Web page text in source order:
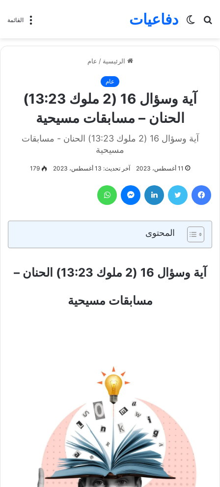
القائمة دفاعيات
بحث
الوضع
الرئيسية / عام
عام
آية وسؤال 16 (2 ملوك 13:23)
الحنان – مسابقات مسيحية
آية وسؤال 16 (2 ملوك 13:23) الحنان - مسابقات
مسيحية
11 أغسطس، 2023 آخر تحديث: 13 أغسطس، 2023 179
فيسبوك تويتر لينكدإن ماسنجر
المحتوى
آية وسؤال 16 (2 ملوك 13:23) الحنان –
مسابقات مسيحية